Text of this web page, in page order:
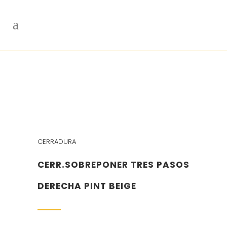
CERRADURA
CERR.SOBREPONER TRES PASOS
DERECHA PINT BEIGE